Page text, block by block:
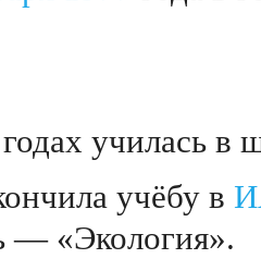
училась в
учёбу в
— «Экология».